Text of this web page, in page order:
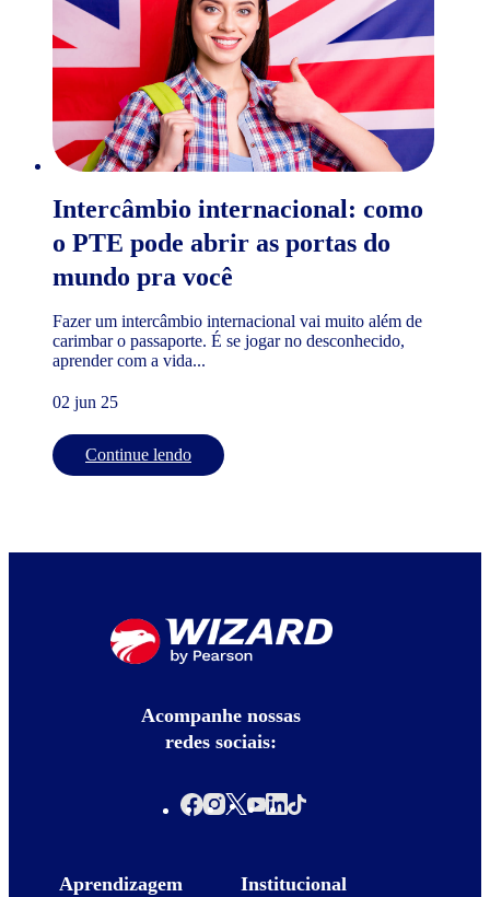
Intercâmbio internacional: como
o PTE pode abrir as portas do
mundo pra você
Fazer um intercâmbio internacional vai muito além de
carimbar o passaporte. É se jogar no desconhecido,
aprender com a vida...
02 jun 25
Continue lendo
Acompanhe nossas
redes sociais:
Aprendizagem Institucional